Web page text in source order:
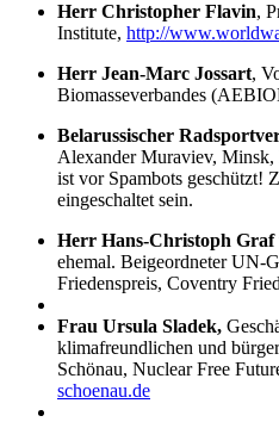
Herr Christopher Flavin,
Institute, http://
Herr Jean-Marc Jossart,
Biomasseverbandes
Belarussischer
Alexander Muraviev,
ist vor Spambots geschützt!
eingeschaltet sein.
Herr Hans-Christoph Graf
ehemal. Beigeordneter UN-
Friedenspreis, Coventry
Frau Ursula Sladek,
klimafreundlichen und
Schönau, Nuclear Free
schoenau.de